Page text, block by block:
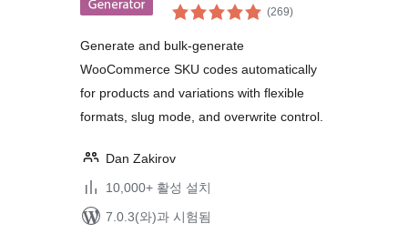
WooCommerce
(269전
체)
Generate and bulk-generate
WooCommerce SKU codes automatically
for products and variations with flexible
formats, slug mode, and overwrite control.
Dan Zakirov
10,000+ 활성 설치
7.0.3(와)과 시험됨